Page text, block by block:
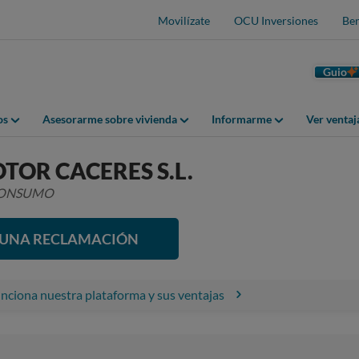
Movilízate OCU Inversiones
Guio
Asesorarme sobre vivienda Informarme Ver
CACERES S.L.
RECLAMACIÓN
nuestra plataforma y sus ventajas